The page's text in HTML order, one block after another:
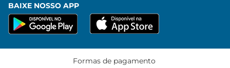
BAIXE NOSSO APP
Formas de pagamento